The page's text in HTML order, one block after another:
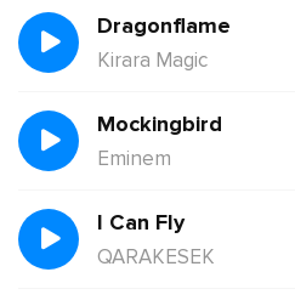
Dragonflame
Kirara Magic
Mockingbird
Eminem
I Can Fly
QARAKESEK